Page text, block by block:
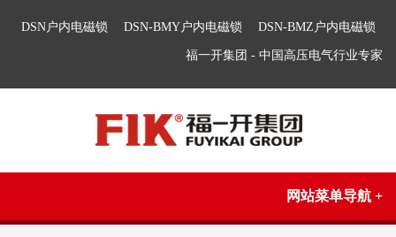
DSN户内电磁锁 DSN-BMY户内电磁锁 DSN-BMZ户内电磁锁
福一开集团 - 中国高压电气行业专家
网站菜单导航 +